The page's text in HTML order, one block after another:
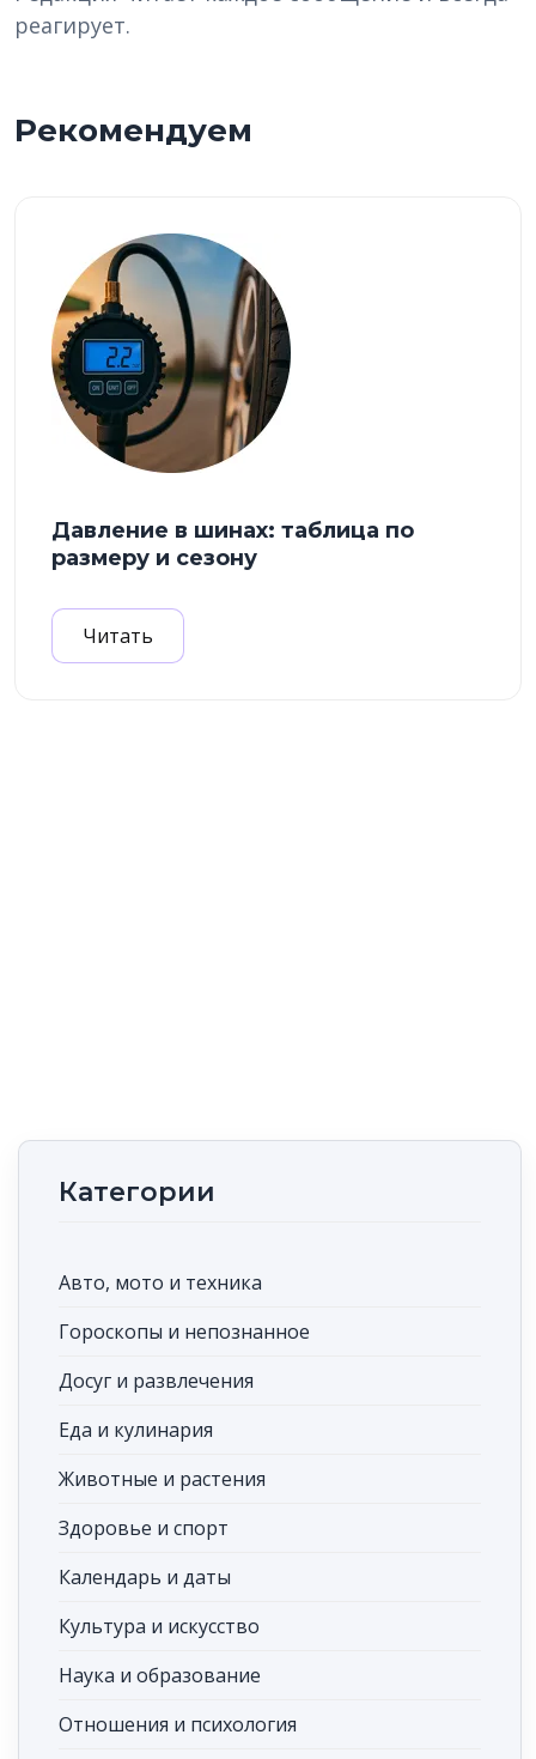
реагирует.
Рекомендуем
Давление в шинах: таблица по
размеру и сезону
Читать
Категории
Авто, мото и техника
Гороскопы и непознанное
Досуг и развлечения
Еда и кулинария
Животные и растения
Здоровье и спорт
Календарь и даты
Культура и искусство
Наука и образование
Отношения и психология